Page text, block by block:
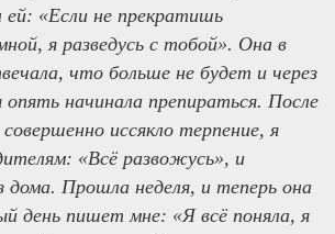
ей: «Если не прекратишь
я разведусь с тобой». Она в
что больше не будет и через
опять начинала препираться. После
иссякло терпение, я
«Всё развожусь», и
дома. Прошла неделя, и теперь она
день пишет мне: «Я всё поняла, я